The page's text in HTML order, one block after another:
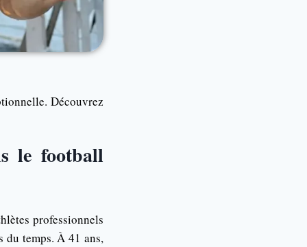
Découvrez
le football
professionnels
du temps. À 41 ans,